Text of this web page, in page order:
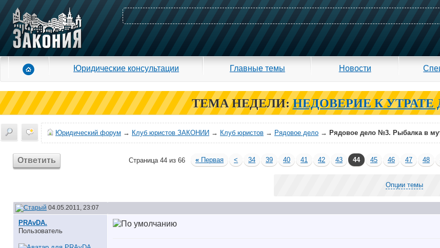
Юридические консультации Главные темы Новости
ТЕМА НЕДЕЛИ: НЕДОВЕРИЕ К УТРАТЕ
Юридический форум → Клуб юристов ЗАКОНИИ → Клуб юристов → Рядовое дело → Рядовое дело №3. Рыбалка в
Ответить Страница 44 из 66 « Первая < 34 39 40 41 42 43 44 45 46 47 48
Опции темы
04.05.2011, 23:07
PRAvDA.
Пользователь